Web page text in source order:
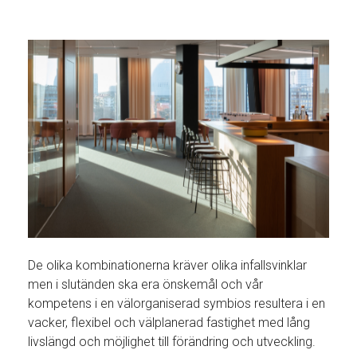
De olika kombinationerna kräver olika infallsvinklar
men i slutänden ska era önskemål och vår
kompetens i en välorganiserad symbios resultera i en
vacker, flexibel och välplanerad fastighet med lång
livslängd och möjlighet till förändring och utveckling.